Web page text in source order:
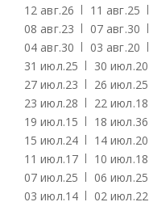
12 авг.26 11 авг.25
08 авг.23 07 авг.30
04 авг.30 03 авг.20
31 июл.25 30 июл.20
27 июл.23 26 июл.25
23 июл.28 22 июл.18
19 июл.15 18 июл.36
15 июл.24 14 июл.20
11 июл.17 10 июл.18
07 июл.25 06 июл.25
03 июл.14 02 июл.22